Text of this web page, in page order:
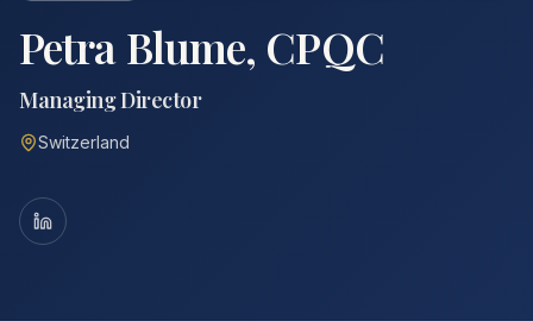
Petra Blume, CPQC
Managing Director
Switzerland